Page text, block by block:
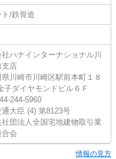
ト/鉄骨造
ハナインターナショナル川
支店
川崎市川崎区駅前本町１８
子ダイヤモンドビル６Ｆ
244-5960
通大臣 (4) 第8123号
社団法人全国宅地建物取引業
会
情報の見方